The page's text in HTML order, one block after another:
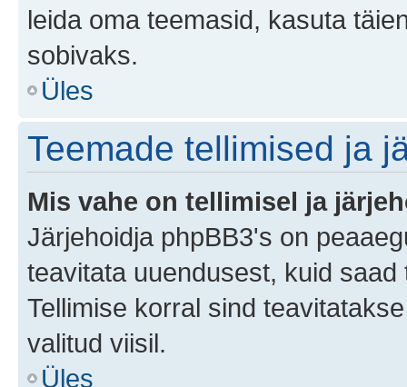
leida oma teemasid, kasuta
sobivaks.
Üles
Teemade tellimised ja
Mis vahe on tellimisel ja
Järjehoidja phpBB3's on
teavitata uuendusest, kuid
Tellimise korral sind
valitud viisil.
Üles